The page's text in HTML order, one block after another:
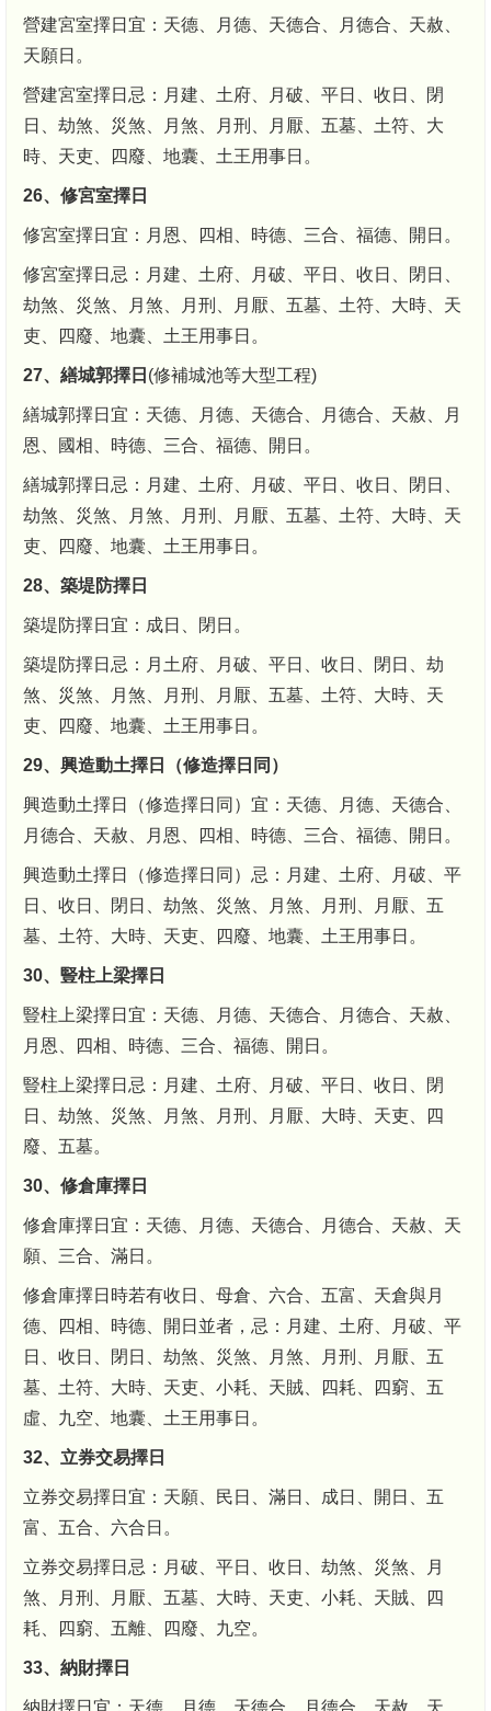
營建宮室擇日宜：天德、月德、天德合、月德合、天赦、
天願日。
營建宮室擇日忌：月建、土府、月破、平日、收日、閉
日、劫煞、災煞、月煞、月刑、月厭、五墓、土符、大
時、天吏、四廢、地囊、土王用事日。
26、修宮室擇日
修宮室擇日宜：月恩、四相、時德、三合、福德、開日。
修宮室擇日忌：月建、土府、月破、平日、收日、閉日、
劫煞、災煞、月煞、月刑、月厭、五墓、土符、大時、天
吏、四廢、地囊、土王用事日。
27、繕城郭擇日 (修補城池等大型工程)
繕城郭擇日宜：天德、月德、天德合、月德合、天赦、月
恩、國相、時德、三合、福德、開日。
繕城郭擇日忌：月建、土府、月破、平日、收日、閉日、
劫煞、災煞、月煞、月刑、月厭、五墓、土符、大時、天
吏、四廢、地囊、土王用事日。
28、築堤防擇日
築堤防擇日宜：成日、閉日。
築堤防擇日忌：月土府、月破、平日、收日、閉日、劫
煞、災煞、月煞、月刑、月厭、五墓、土符、大時、天
吏、四廢、地囊、土王用事日。
29、興造動土擇日（修造擇日同）
興造動土擇日（修造擇日同）宜：天德、月德、天德合、
月德合、天赦、月恩、四相、時德、三合、福德、開日。
興造動土擇日（修造擇日同）忌：月建、土府、月破、平
日、收日、閉日、劫煞、災煞、月煞、月刑、月厭、五
墓、土符、大時、天吏、四廢、地囊、土王用事日。
30、豎柱上梁擇日
豎柱上梁擇日宜：天德、月德、天德合、月德合、天赦、
月恩、四相、時德、三合、福德、開日。
豎柱上梁擇日忌：月建、土府、月破、平日、收日、閉
日、劫煞、災煞、月煞、月刑、月厭、大時、天吏、四
廢、五墓。
30、修倉庫擇日
修倉庫擇日宜：天德、月德、天德合、月德合、天赦、天
願、三合、滿日。
修倉庫擇日時若有收日、母倉、六合、五富、天倉與月
德、四相、時德、開日並者，忌：月建、土府、月破、平
日、收日、閉日、劫煞、災煞、月煞、月刑、月厭、五
墓、土符、大時、天吏、小耗、天賊、四耗、四窮、五
虛、九空、地囊、土王用事日。
32、立券交易擇日
立券交易擇日宜：天願、民日、滿日、成日、開日、五
富、五合、六合日。
立券交易擇日忌：月破、平日、收日、劫煞、災煞、月
煞、月刑、月厭、五墓、大時、天吏、小耗、天賊、四
耗、四窮、五離、四廢、九空。
33、納財擇日
納財擇日宜：天德、月德、天德合、月德合、天赦、天